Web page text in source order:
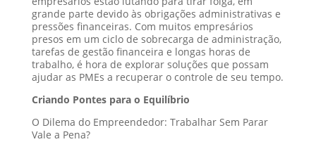
grande parte devido às obrigações administrativas e
pressões financeiras. Com muitos empresários
presos em um ciclo de sobrecarga de administração,
tarefas de gestão financeira e longas horas de
trabalho, é hora de explorar soluções que possam
ajudar as PMEs a recuperar o controle de seu tempo.
Criando Pontes para o Equilíbrio
O Dilema do Empreendedor: Trabalhar Sem Parar
Vale a Pena?